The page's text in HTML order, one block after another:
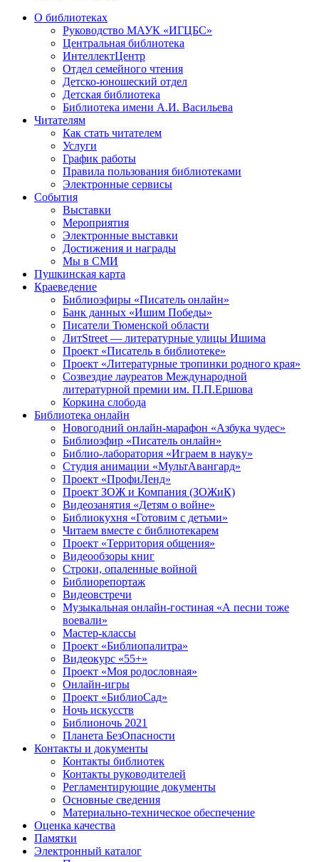
О библиотеках
Руководство МАУК «ИГЦБС»
Центральная библиотека
ИнтеллектЦентр
Отдел семейного чтения
Детско-юношеский отдел
Детская библиотека
Библиотека имени А.И. Васильева
Читателям
Как стать читателем
Услуги
График работы
Правила пользования библиотеками
Электронные сервисы
События
Выставки
Мероприятия
Электронные выставки
Достижения и награды
Мы в СМИ
Пушкинская карта
Краеведение
Библиоэфиры «Писатель онлайн»
Банк данных «Ишим Победы»
Писатели Тюменской области
ЛитStreet — литературные улицы Ишима
Проект «Писатель в библиотеке»
Проект «Литературные тропинки родного края»
Созвездие лауреатов Международной
литературной премии им. П.П.Ершова
Коркина слобода
Библиотека онлайн
Новогодний онлайн-марафон «Азбука чудес»
Библиоэфир «Писатель онлайн»
Библио-лаборатория «Играем в науку»
Студия анимации «МультАвангард»
Проект «ПрофиЛенд»
Проект ЗОЖ и Компания (ЗОЖиК)
Видеозанятия «Детям о войне»
Библиокухня «Готовим с детьми»
Читаем вместе с библиотекарем
Проект «Территория общения»
Видеообзоры книг
Строки, опаленные войной
Библиорепортаж
Видеовстречи
Музыкальная онлайн-гостиная «А песни тоже
воевали»
Мастер-классы
Проект «Библиопалитра»
Видеокурс «55+»
Проект «Моя родословная»
Онлайн-игры
Проект «БиблиоСад»
Ночь искусств
Библионочь 2021
Планета БезОпасности
Контакты и документы
Контакты библиотек
Контакты руководителей
Регламентирующие документы
Основные сведения
Материально-техническое обеспечение
Оценка качества
Памятки
Электронный каталог